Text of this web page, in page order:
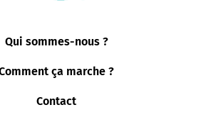
Qui sommes-nous ?
ça marche ?
Contact